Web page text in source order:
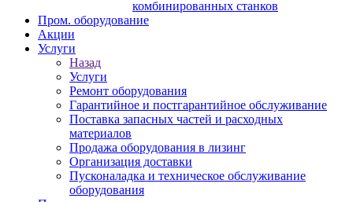
комбинированных станков
Пром. оборудование
Акции
Услуги
Назад
Услуги
Ремонт оборудования
Гарантийное и постгарантийное обслуживание
Поставка запасных частей и расходных
материалов
Продажа оборудования в лизинг
Организация доставки
Пусконаладка и техническое обслуживание
оборудования